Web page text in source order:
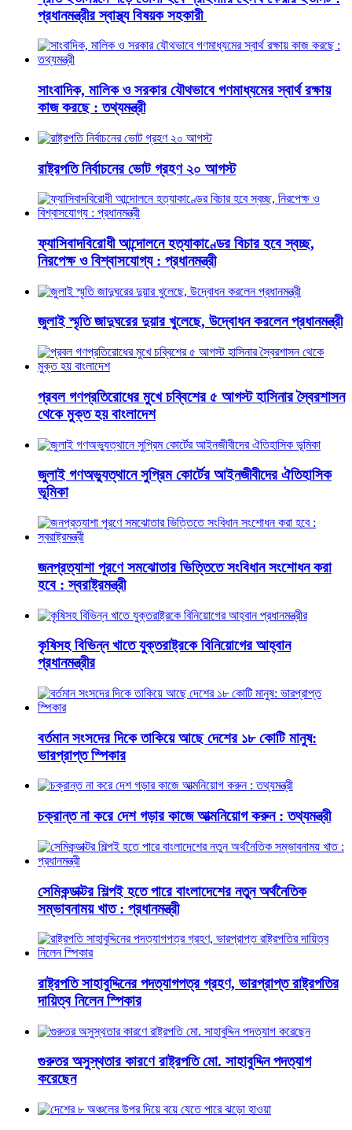
প্রধানমন্ত্রীর স্বাস্থ্য বিষয়ক সহকারী
সাংবাদিক, মালিক ও সরকার যৌথভাবে গণমাধ্যমের স্বার্থ রক্ষায়
কাজ করছে : তথ্যমন্ত্রী
রাষ্ট্রপতি নির্বাচনের ভোট গ্রহণ ২০ আগস্ট
ফ্যাসিবাদবিরোধী আন্দোলনে হত্যাকাণ্ডের বিচার হবে স্বচ্ছ,
নিরপেক্ষ ও বিশ্বাসযোগ্য : প্রধানমন্ত্রী
জুলাই স্মৃতি জাদুঘরের দুয়ার খুলেছে, উদ্বোধন করলেন প্রধানমন্ত্রী
প্রবল গণপ্রতিরোধের মুখে চব্বিশের ৫ আগস্ট হাসিনার স্বৈরশাসন
থেকে মুক্ত হয় বাংলাদেশ
জুলাই গণঅভ্যুত্থানে সুপ্রিম কোর্টের আইনজীবীদের ঐতিহাসিক
ভূমিকা
জনপ্রত্যাশা পূরণে সমঝোতার ভিত্তিতে সংবিধান সংশোধন করা
হবে : স্বরাষ্ট্রমন্ত্রী
কৃষিসহ বিভিন্ন খাতে যুক্তরাষ্ট্রকে বিনিয়োগের আহ্বান
প্রধানমন্ত্রীর
বর্তমান সংসদের দিকে তাকিয়ে আছে দেশের ১৮ কোটি মানুষ:
ভারপ্রাপ্ত স্পিকার
চক্রান্ত না করে দেশ গড়ার কাজে আত্মনিয়োগ করুন : তথ্যমন্ত্রী
সেমিকন্ডাক্টর শিল্পই হতে পারে বাংলাদেশের নতুন অর্থনৈতিক
সম্ভাবনাময় খাত : প্রধানমন্ত্রী
রাষ্ট্রপতি সাহাবুদ্দিনের পদত্যাগপত্র গ্রহণ, ভারপ্রাপ্ত রাষ্ট্রপতির
দায়িত্ব নিলেন স্পিকার
গুরুতর অসুস্থতার কারণে রাষ্ট্রপতি মো. সাহাবুদ্দিন পদত্যাগ
করেছেন